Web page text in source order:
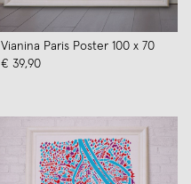
Vianina Paris Poster 100 x 70
€ 39,90